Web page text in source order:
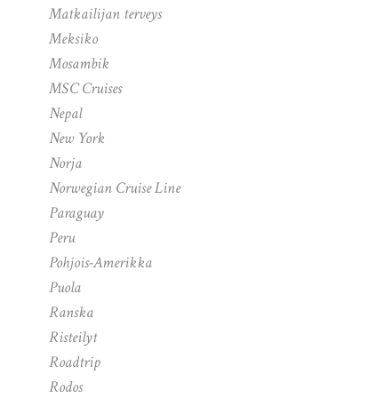
Matkailijan terveys
Meksiko
Mosambik
MSC Cruises
Nepal
New York
Norja
Norwegian Cruise Line
Paraguay
Peru
Pohjois-Amerikka
Puola
Ranska
Risteilyt
Roadtrip
Rodos